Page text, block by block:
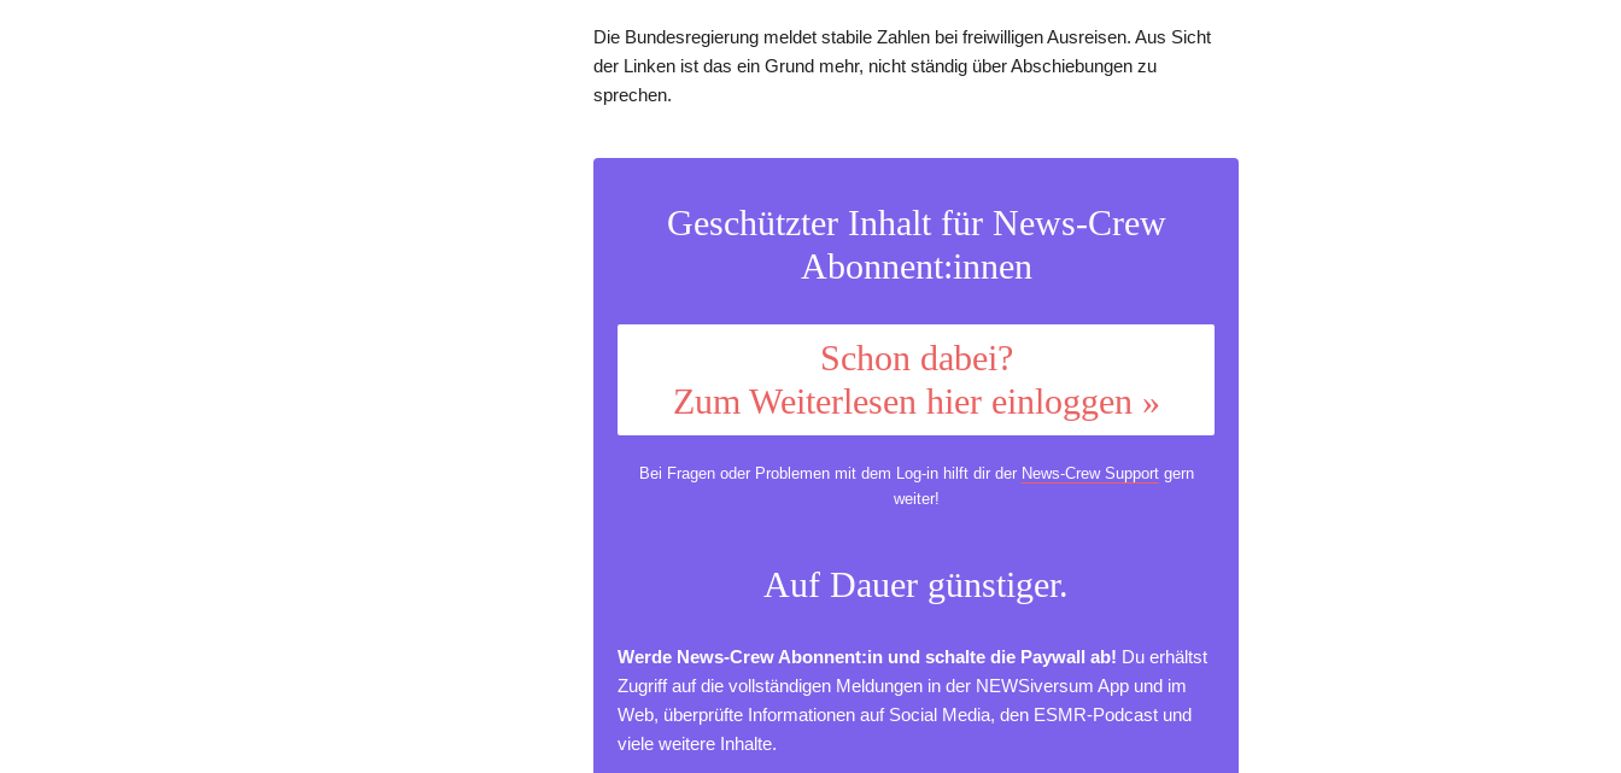
Die Bundesregierung meldet stabile Zahlen bei freiwilligen Ausreisen. Aus Sicht
der Linken ist das ein Grund mehr, nicht ständig über Abschiebungen zu
sprechen.
Geschützter Inhalt für News-Crew
Abonnent:innen
Schon dabei?
Zum Weiterlesen hier einloggen »
Bei Fragen oder Problemen mit dem Log-in hilft dir der News-Crew Supportgern
weiter!
Auf Dauer günstiger.
Werde News-Crew Abonnent:in und schalte die Paywall ab! Du erhältst
Zugriff auf die vollständigen Meldungen in der NEWSiversum App und im
Web, überprüfte Informationen auf Social Media, den ESMR-Podcast und
viele weitere Inhalte.